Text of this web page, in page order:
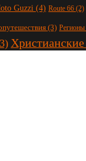
Guzzi (4) Route 66 (2)
(3) Регионы
Христианские